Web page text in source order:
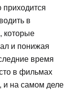
приходится
в
которые
и понижая
время
в фильмах
и на самом деле